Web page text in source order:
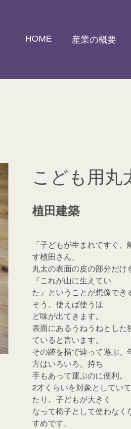
HOME 産業の概要
こども用丸
植田建築
「子どもが生まれてすぐ
す植田さん。
丸太の表面の皮の部分だ
『これが山に生えてい
た』ということが想像で
そう。使えば使うほ
ど味が出てきます。
表面にあるうねうねとし
ていると言います。
その跡を指で辿って遊ぶ
方はいろいろ。持ち
手もあって運ぶのに便利。
2才くらいを対象としてい
たり。子どもが大きく
なって椅子として使わな
すめです。